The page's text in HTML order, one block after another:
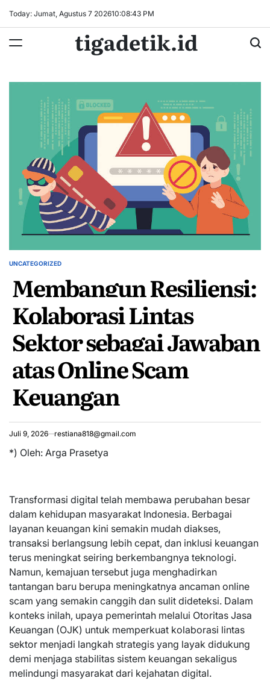
Today: Jumat, Agustus 7 202610:08:44 PM
tigadetik.id
POSTED
UNCATEGORIZED
Membangun Resiliensi:
Kolaborasi Lintas
Sektor sebagai Jawaban
atas Online Scam
Keuangan
Juli 9, 2026 restiana818@gmail.com
*) Oleh: Arga Prasetya
Transformasi digital telah membawa perubahan besar
dalam kehidupan masyarakat Indonesia. Berbagai
layanan keuangan kini semakin mudah diakses,
transaksi berlangsung lebih cepat, dan inklusi keuangan
terus meningkat seiring berkembangnya teknologi.
Namun, kemajuan tersebut juga menghadirkan
tantangan baru berupa meningkatnya ancaman online
scam yang semakin canggih dan sulit dideteksi. Dalam
konteks inilah, upaya pemerintah melalui Otoritas Jasa
Keuangan (OJK) untuk memperkuat kolaborasi lintas
sektor menjadi langkah strategis yang layak didukung
demi menjaga stabilitas sistem keuangan sekaligus
melindungi masyarakat dari kejahatan digital.